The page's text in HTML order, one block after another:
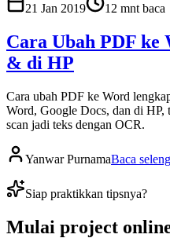
21 Jan 2019
12 mnt baca
Cara Ubah PDF
& di HP
Cara ubah PDF ke Word
Word, Google Docs, dan di HP,
scan jadi teks dengan OCR.
Yanwar PurnamaBaca
Siap praktikkan tipsnya?
Mulai project